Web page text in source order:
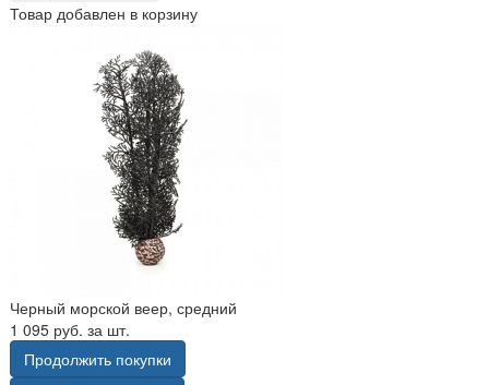
Товар добавлен в корзину
Черный морской веер, средний
1 095 руб. за шт.
Продолжить покупки